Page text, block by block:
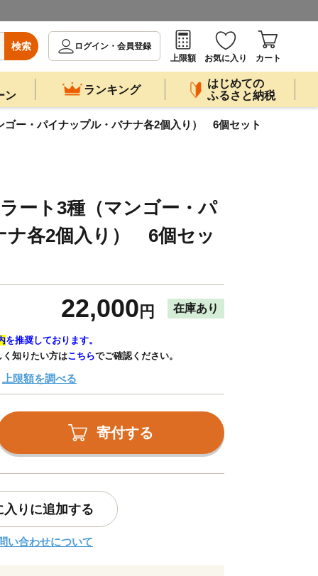
検索
ログイン・会員登録
上限額
お気に入り カート
ン
ランキング
はじめての
ふるさと納税
ゴー・パイナップル・バナナ各2個入り） 6個セット
ート3種（マンゴー・パ
ナ各2個入り） 6個セッ
22,000 円 在庫あり
を推奨しております。
く知りたい方はこちらでご確認ください。
上限額を調べる
寄付する
入りに追加する
い合わせについて